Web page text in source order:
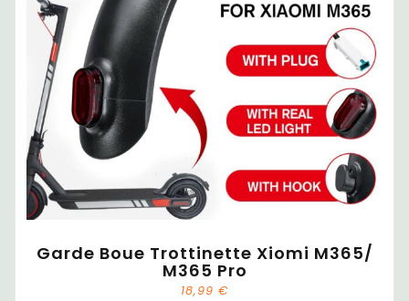
Garde Boue Trottinette Xiomi M365/
M365 Pro
18,99 €